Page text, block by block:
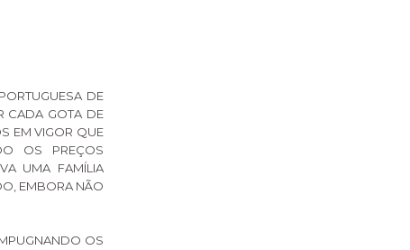
DE
CADA GOTA DE
EM VIGOR QUE
OS PREÇOS
UMA FAMÍLIA
EMBORA NÃO
OS